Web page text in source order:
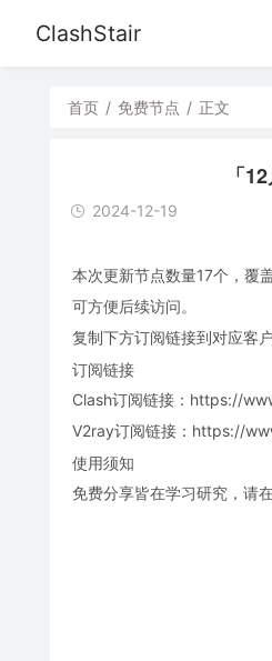
ClashStair
首页 / 免费节点 / 正文
「
2024-12-19
本次更新节点数量17个，覆
可方便后续访问。
复制下方订阅链接到对应客户
订阅链接
Clash订阅链接：https://
V2ray订阅链接：https://
使用须知
免费分享皆在学习研究，请